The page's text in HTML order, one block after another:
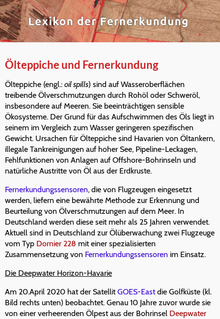
Ölteppiche und Fernerkundung
Ölteppiche (engl.: oil spills) sind auf Wasseroberflächen
treibende Ölverschmutzungen durch Rohöl oder Schweröl,
insbesondere auf Meeren. Sie beeinträchtigen sensible
Ökosysteme. Der Grund für das Aufschwimmen des Öls liegt in
seinem im Vergleich zum Wasser geringeren spezifischen
Gewicht. Ursachen für Ölteppiche sind Havarien von Öltankern,
illegale Tankreinigungen auf hoher See, Pipeline-Leckagen,
Fehlfunktionen von Anlagen auf Offshore-Bohrinseln und
natürliche Austritte von Öl aus der Erdkruste.
Fernerkundungssensoren, die von Flugzeugen eingesetzt
werden, liefern eine bewährte Methode zur Erkennung und
Beurteilung von Ölverschmutzungen auf dem Meer. In
Deutschland werden diese seit mehr als 25 Jahren verwendet.
Aktuell sind in Deutschland zur Ölüberwachung zwei Flugzeuge
vom Typ Dornier 228 mit einer spezialisierten
Zusammensetzung von Fernerkundungssensoren im Einsatz.
Die Deepwater Horizon-Havarie
Am 20.April 2020 hat der SatellitGOES-Eastdie Golfküste (kl.
Bild rechts unten) beobachtet. Genau 10 Jahre zuvor wurde sie
von einer verheerenden Ölpest aus der Bohrinsel Deepwater